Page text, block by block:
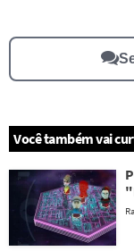
Você também vai